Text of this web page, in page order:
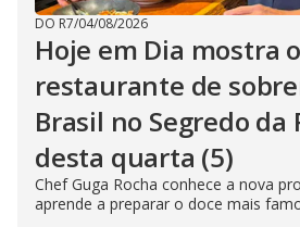
DO R7/04/08/2026
Hoje em Dia mostra
restaurante de
Brasil no Segredo da
desta quarta (5)
Chef Guga Rocha conhece a nova
aprende a preparar o doce mais